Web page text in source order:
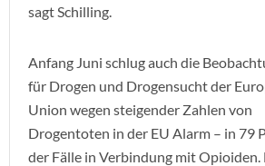
sagt Schilling.
Anfang Juni schlug auch die
für Drogen und Drogensucht der
Union wegen steigender Zahlen von
Drogentoten in der EU Alarm – in 79
der Fälle in Verbindung mit Opioiden.